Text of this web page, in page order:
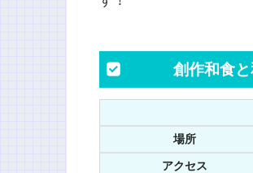
創作和食
場所
アクセス